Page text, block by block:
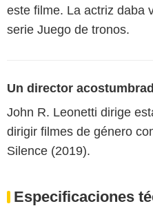
este filme. La actriz daba
serie Juego de tronos.
Un director
John R. Leonetti dirige
dirigir filmes de género
Silence (2019).
Especificaciones